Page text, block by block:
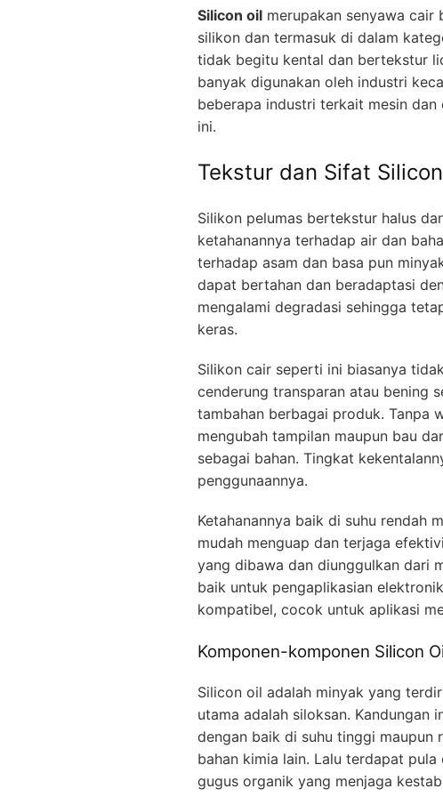
Silicon oil merupakan senyawa
silikon dan termasuk di dalam
tidak begitu kental dan bertekstur
banyak digunakan oleh industri
beberapa industri terkait mesin
ini.
Tekstur dan Sifat
Silikon pelumas bertekstur halus
ketahanannya terhadap air dan
terhadap asam dan basa pun
dapat bertahan dan beradaptasi
mengalami degradasi sehingga
keras.
Silikon cair seperti ini biasanya
cenderung transparan atau bening
tambahan berbagai produk. Tanpa
mengubah tampilan maupun bau
sebagai bahan. Tingkat
penggunaannya.
Ketahanannya baik di suhu rendah
mudah menguap dan terjaga
yang dibawa dan diunggulkan dari
baik untuk pengaplikasian
kompatibel, cocok untuk aplikasi
Komponen-komponen Silicon
Silicon oil adalah minyak yang
utama adalah siloksan. Kandungan
dengan baik di suhu tinggi maupun
bahan kimia lain. Lalu terdapat
gugus organik yang menjaga